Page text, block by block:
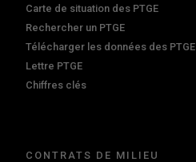
Carte de situation des PTGE
Rechercher un PTGE
Télécharger les données des PTGE
Lettre PTGE
Chiffres clés
CONTRATS DE MILIEU